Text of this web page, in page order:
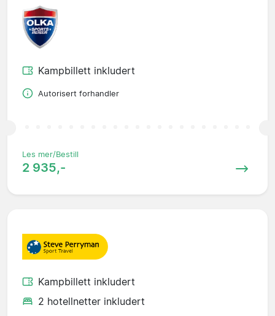
Kampbillett inkludert
Autorisert forhandler
Les mer/Bestill
2 935,-
Kampbillett inkludert
2 hotellnetter inkludert